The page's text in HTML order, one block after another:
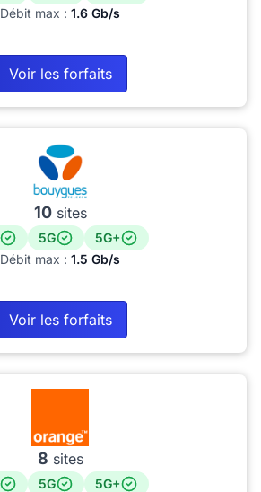
Débit max : 1.6 Gb/s
Voir les forfaits
10sites
5G
5G+
Débit max : 1.5 Gb/s
Voir les forfaits
8 sites
5G
5G+